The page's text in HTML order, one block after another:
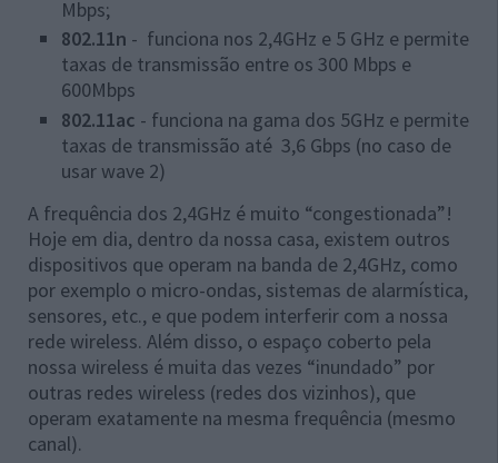
Mbps;
802.11n - funciona nos 2,4GHz e 5 GHz e permite
taxas de transmissão entre os 300 Mbps e
600Mbps
802.11ac - funciona na gama dos 5GHz e permite
taxas de transmissão até 3,6 Gbps (no caso de
usar wave 2)
A frequência dos 2,4GHz é muito “congestionada”!
Hoje em dia, dentro da nossa casa, existem outros
dispositivos que operam na banda de 2,4GHz, como
por exemplo o micro-ondas, sistemas de alarmística,
sensores, etc., e que podem interferir com a nossa
rede wireless. Além disso, o espaço coberto pela
nossa wireless é muita das vezes “inundado” por
outras redes wireless (redes dos vizinhos), que
operam exatamente na mesma frequência (mesmo
canal).